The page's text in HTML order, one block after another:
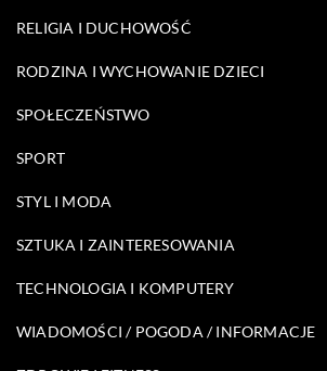
RELIGIA I DUCHOWOŚĆ
RODZINA I WYCHOWANIE DZIECI
SPOŁECZEŃSTWO
SPORT
STYL I MODA
SZTUKA I ZAINTERESOWANIA
TECHNOLOGIA I KOMPUTERY
WIADOMOŚCI / POGODA / INFORMACJE